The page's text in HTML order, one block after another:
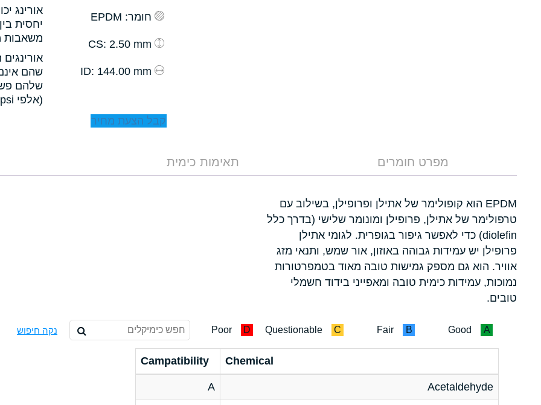
אורינג
יחסית
משאבות
שהם
שלהם
(אלפי psi).
חומר: EPDM
: 2.50 mm
: 144.00 mm
קבל הצעת מחיר
מפרט חומרים תאימות כימית
EPDM הוא קופולימר של אתילן ופרופילן, בשילוב עם
טרפולימר של אתילן, פרופילן ומונומר שלישי (בדרך כלל
diolefin) כדי לאפשר גיפור בגופרית. לגומי אתילן
פרופילן יש עמידות גבוהה באוזון, אור שמש, ותנאי מזג
אוויר. הוא גם מספק גמישות טובה מאוד בטמפרטורות
נמוכות, עמידות כימית טובה ומאפייני בידוד חשמלי
טובים.
A
Good
B
Fair
C
Questionable
D
Poor נקה חיפוש
Chemical
Campatibility
Acetaldehyde
A